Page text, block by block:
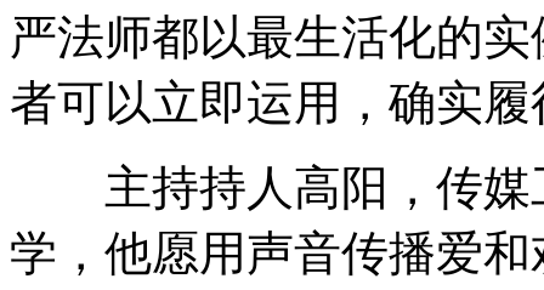
严法师都以最生活化的
者可以立即运用，确实
主持持人高阳，传媒
学，他愿用声音传播爱